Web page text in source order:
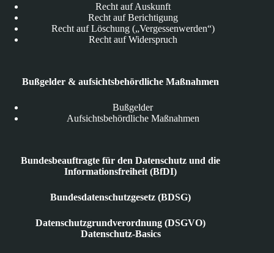
Recht auf Auskunft
Recht auf Berichtigung
Recht auf Löschung („Vergessenwerden“)
Recht auf Widerspruch
Bußgelder & aufsichtsbehördliche Maßnahmen
Bußgelder
Aufsichtsbehördliche Maßnahmen
Bundesbeauftragte für den Datenschutz und die
Informationsfreiheit (BfDI)
Bundesdatenschutzgesetz (BDSG)
Datenschutzgrundverordnung (DSGVO)
Datenschutz-Basics